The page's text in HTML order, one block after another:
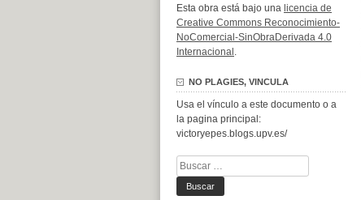
Esta obra está bajo una licencia de
Creative Commons Reconocimiento-
NoComercial-SinObraDerivada 4.0
Internacional .
NO PLAGIES, VINCULA
Usa el vínculo a este documento o a
la pagina principal:
victoryepes.blogs.upv.es/
Buscar: